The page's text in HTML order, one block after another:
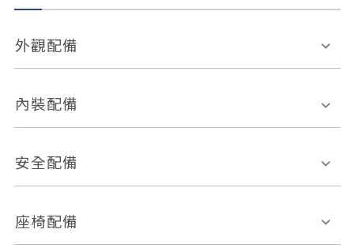
外觀配備
電動天窗
後視鏡方向指示燈
內裝配備
多功能方向盤
恆溫空調
安全配備
前座正面氣囊
座椅配備